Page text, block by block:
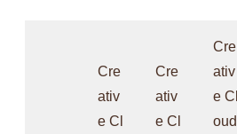
Cre
ativ
e Cl
Cre
ativ
e Cl
Cre
ativ
e Cl
oud